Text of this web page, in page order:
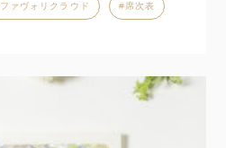
ファヴォリクラウド 席次表